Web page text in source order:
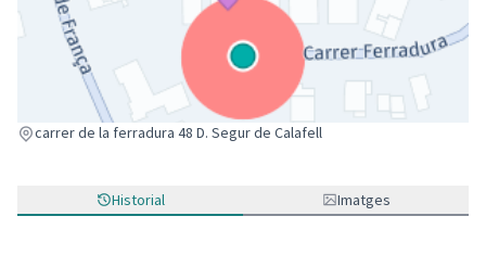
carrer de la ferradura 48 D. Segur de Calafell
(Enllaç extern)
Historial Imatges